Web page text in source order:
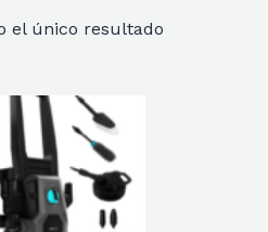
el único resultado